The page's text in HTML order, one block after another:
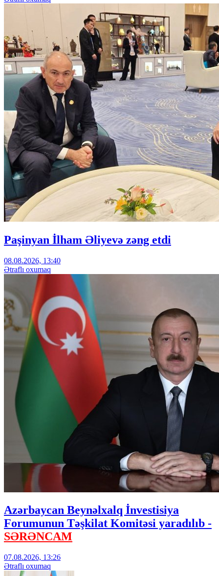
Paşinyan İlham Əliyevə zəng etdi
08.08.2026, 13:40
Ətraflı oxumaq
Azərbaycan Beynəlxalq İnvestisiya
Forumunun Təşkilat Komitəsi yaradılıb -
SƏRƏNCAM
07.08.2026, 13:26
Ətraflı oxumaq